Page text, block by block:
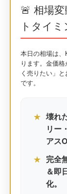
🚨 相場
トタイ
本日の相場は
ります。金価
く売りたい」
です。
★ 壊れ
リー
アス
★ 完全
＆即
化。